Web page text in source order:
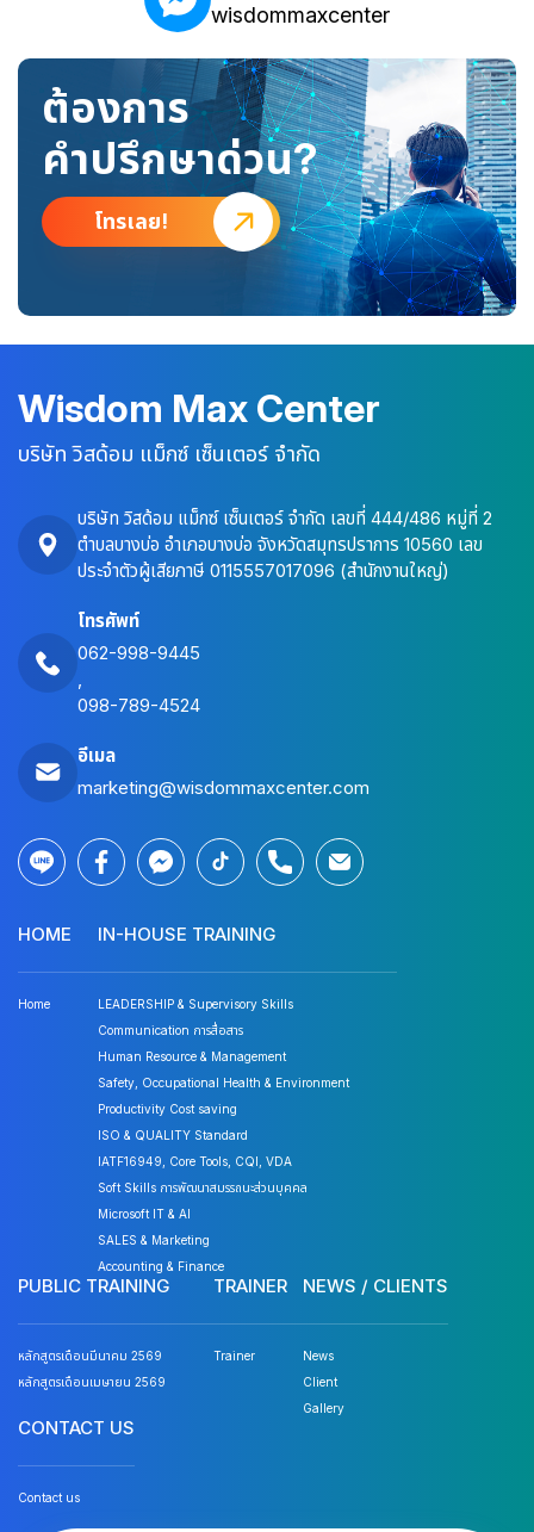
wisdommaxcenter
ต้องการ
คำปรึกษาด่วน?
โทรเลย!
Wisdom Max Center
บริษัท วิสด้อม แม็กซ์ เซ็นเตอร์ จำกัด
บริษัท วิสด้อม แม็กซ์ เซ็นเตอร์ จำกัด เลขที่ 444/486 หมู่ที่ 2
ตำบลบางบ่อ อำเภอบางบ่อ จังหวัดสมุทรปราการ 10560 เลข
ประจำตัวผู้เสียภาษี 0115557017096 (สำนักงานใหญ่)
โทรศัพท์
062-998-9445
098-789-4524
อีเมล
marketing@wisdommaxcenter.com
HOME
Home
IN-HOUSE TRAINING
LEADERSHIP & Supervisory Skills
Communication การสื่อสาร
Human Resource & Management
Safety, Occupational Health & Environment
Productivity Cost saving
ISO & QUALITY Standard
IATF16949, Core Tools, CQI, VDA
Soft Skills การพัฒนาสมรรถนะส่วนบุคคล
Microsoft IT & AI
SALES & Marketing
Accounting & Finance
PUBLIC TRAINING
หลักสูตรเดือนมีนาคม 2569
หลักสูตรเดือนเมษายน 2569
TRAINER
Trainer
NEWS / CLIENTS
News
Client
Gallery
CONTACT US
Contact us